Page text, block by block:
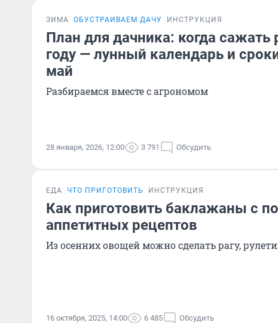
ЗИМА ОБУСТРАИВАЕМ ДАЧУ ИНСТРУКЦИЯ
План для дачника: когда сажать
году — лунный календарь и
май
Разбираемся вместе с агрономом
28 января, 2026, 12:00 3 791 Обсудить
ЕДА ЧТО ПРИГОТОВИТЬ ИНСТРУКЦИЯ
Как приготовить баклажаны с
аппетитных рецептов
Из осенних овощей можно сделать рагу,
16 октября, 2025, 14:00 6 485 Обсудить